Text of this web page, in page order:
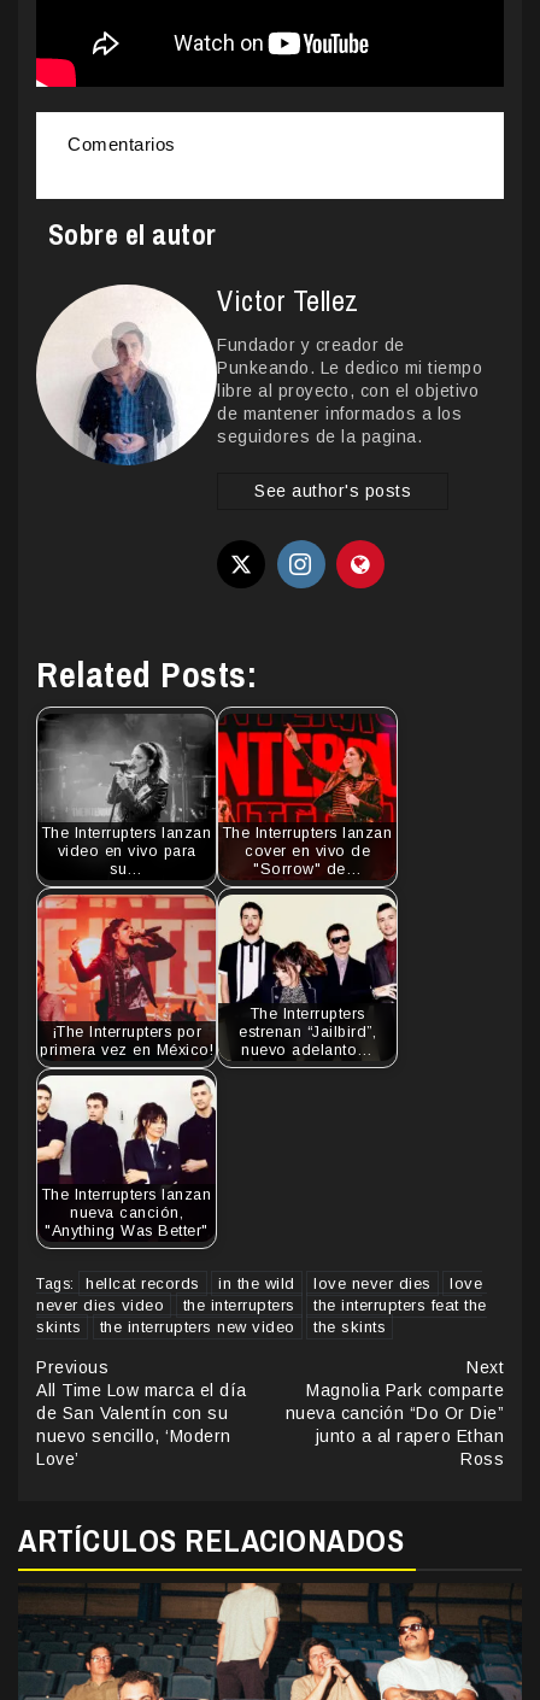
Comentarios
Sobre el autor
Victor Tellez
Fundador y creador de
Punkeando. Le dedico mi tiempo
libre al proyecto, con el objetivo
de mantener informados a los
seguidores de la pagina.
See author's posts
Related Posts:
The Interrupters lanzan
video en vivo para
su…
The Interrupters lanzan
cover en vivo de
"Sorrow" de…
¡The Interrupters por
primera vez en México!
The Interrupters
estrenan “Jailbird”,
nuevo adelanto…
The Interrupters lanzan
nueva canción,
"Anything Was Better"
Tags: hellcat records in the wild love never dies
love
never dies video
the interrupters
the interrupters feat the
skints
the interrupters new video the skints
Continue
Reading
Previous
All Time Low marca el día
de San Valentín con su
nuevo sencillo, ‘Modern
Love’
Next
Magnolia Park comparte
nueva canción “Do Or Die”
junto a al rapero Ethan
Ross
ARTÍCULOS RELACIONADOS